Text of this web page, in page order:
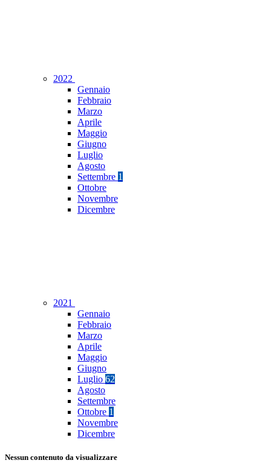
2022
Gennaio
Febbraio
Marzo
Aprile
Maggio
Giugno
Luglio
Agosto
Settembre 1
Ottobre
Novembre
Dicembre
2021
Gennaio
Febbraio
Marzo
Aprile
Maggio
Giugno
Luglio 62
Agosto
Settembre
Ottobre 1
Novembre
Dicembre
Nessun contenuto da visualizzare